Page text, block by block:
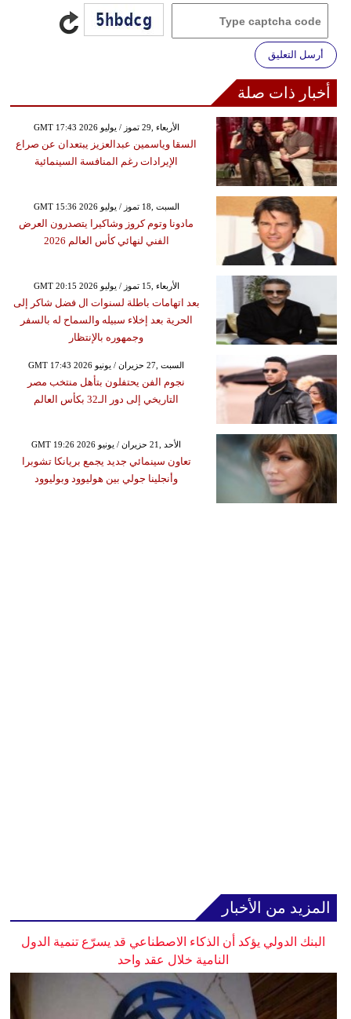
أرسل التعليق
أخبار ذات صلة
GMT 17:43 2026 الأربعاء ,29 تموز / يوليو
السقا وياسمين عبدالعزيز يبتعدان عن صراع
الإيرادات رغم المنافسة السينمائية
GMT 15:36 2026 السبت ,18 تموز / يوليو
مادونا وتوم كروز وشاكيرا يتصدرون العرض
الفني لنهائي كأس العالم 2026
GMT 20:15 2026 الأربعاء ,15 تموز / يوليو
بعد اتهامات باطلة لسنوات ال فضل شاكر إلى
الحرية بعد إخلاء سبيله والسماح له بالسفر
وجمهوره بالإنتظار
GMT 17:43 2026 السبت ,27 حزيران / يونيو
نجوم الفن يحتفلون بتأهل منتخب مصر
التاريخي إلى دور الـ32 بكأس العالم
GMT 19:26 2026 الأحد ,21 حزيران / يونيو
تعاون سينمائي جديد يجمع بريانكا تشوبرا
وأنجلينا جولي بين هوليوود وبوليوود
المزيد من الأخبار
البنك الدولي يؤكد أن الذكاء الاصطناعي قد يسرّع تنمية الدول
النامية خلال عقد واحد